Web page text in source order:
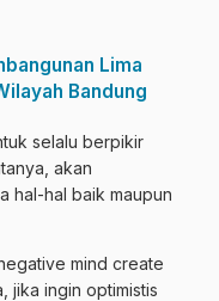
Lima
Bandung
selalu berpikir
akan
hal-hal baik maupun
mind create
jika ingin optimistis